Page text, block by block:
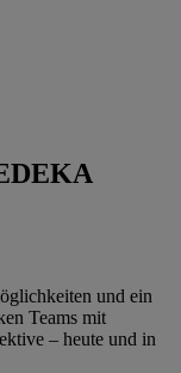
und ein
Teams mit
– heute und in